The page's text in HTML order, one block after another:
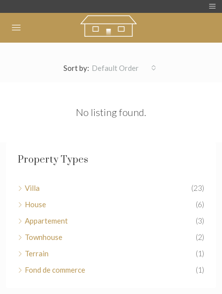
Sort by: Default Order
No listing found.
Property Types
Villa
(23)
House
(6)
Appartement
(3)
Townhouse
(2)
Terrain
(1)
Fond de commerce
(1)